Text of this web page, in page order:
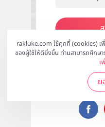
rakluke.com ใช้คุกกี้ (cookies)
ของผู้ใช้ให้ดียิ่งขึ้น ท่านสามารถศึกษา
เ
ย
ติดต